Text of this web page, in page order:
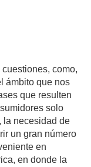
como,
ámbito que nos
que resulten
solo
la necesidad de
un gran número
en
en donde la